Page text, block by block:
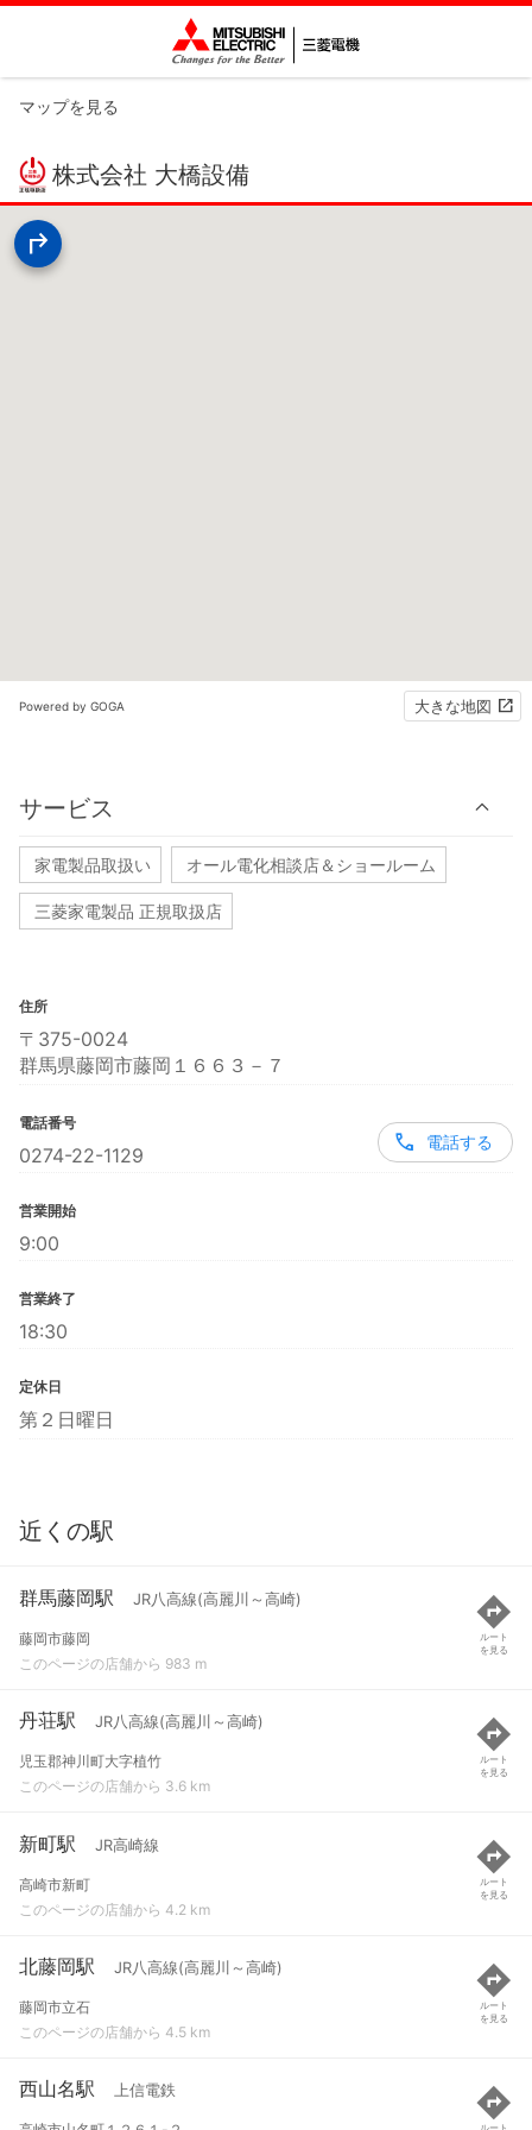
マップを見る
株式会社 大橋設備
Powered by GOGA 大きな地図
サービス
家電製品取扱い オール電化相談店＆ショールーム
三菱家電製品 正規取扱店
住所
〒375-0024
群馬県藤岡市藤岡１６６３－７
電話番号
0274-22-1129
電話する
営業開始
9:00
営業終了
18:30
定休日
第２日曜日
近くの駅
群馬藤岡駅 JR八高線(高麗川～高崎)
藤岡市藤岡
このページの店舗から 983 m
ルート
を見る
丹荘駅 JR八高線(高麗川～高崎)
児玉郡神川町大字植竹
このページの店舗から 3.6 km
ルート
を見る
新町駅 JR高崎線
高崎市新町
このページの店舗から 4.2 km
ルート
を見る
北藤岡駅 JR八高線(高麗川～高崎)
藤岡市立石
このページの店舗から 4.5 km
ルート
を見る
西山名駅 上信電鉄